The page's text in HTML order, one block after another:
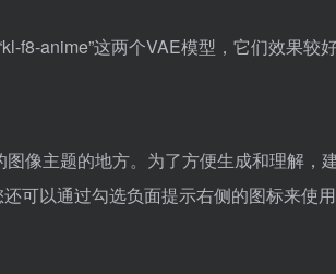
f8-anime”这两个VAE模型，它们效果较好
像主题的地方。为了方便生成和理解，
可以通过勾选负面提示右侧的图标来使用